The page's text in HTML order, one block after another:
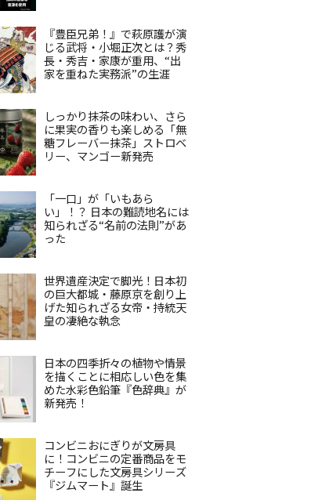
『豊臣兄弟！』で萩原護が演
じる武将・小堀正次とは？秀
長・秀吉・家康が重用、“出
家を重ねた実務派”の生涯
しっかり抹茶の味わい、さら
に果実の香りも楽しめる「無
糖フレーバー抹茶」ストロベ
リー、マンゴー新発売
「一口」が「いもあら
い」！？ 日本の難読地名には
知られざる“名前の法則”があ
った
世界遺産決定で脚光！日本初
の巨大都城・藤原京を創り上
げた知られざる女帝・持統天
皇の凄絶な執念
日本の四季折々の植物や情景
を描くことに相応しい色を集
めた水彩色鉛筆『色辞典』が
新発売！
コンビニおにぎりが文房具
に！コンビニの定番商品をモ
チーフにした文房具シリーズ
『ジムマート』誕生